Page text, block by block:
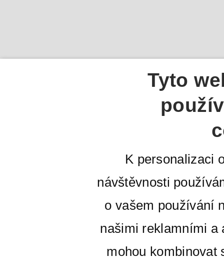
Tyto
K personalizaci
návštěvnosti
o vašem používání
našimi reklamními a
mohou kombinovat